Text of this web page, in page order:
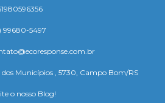
99680-5497
dos Municípios , 5730, Campo Bom/RS
o nosso Blog!